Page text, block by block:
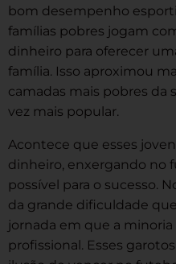
bom desempenho
famílias pobres jogam
dinheiro para oferecer
família. Isso aproximou
camadas mais pobres da
vez mais popular.
Acontece que esses
dinheiro, enxergando no
possível para o sucesso.
da grande dificuldade
jornada em que a minoria
profissional. Esses